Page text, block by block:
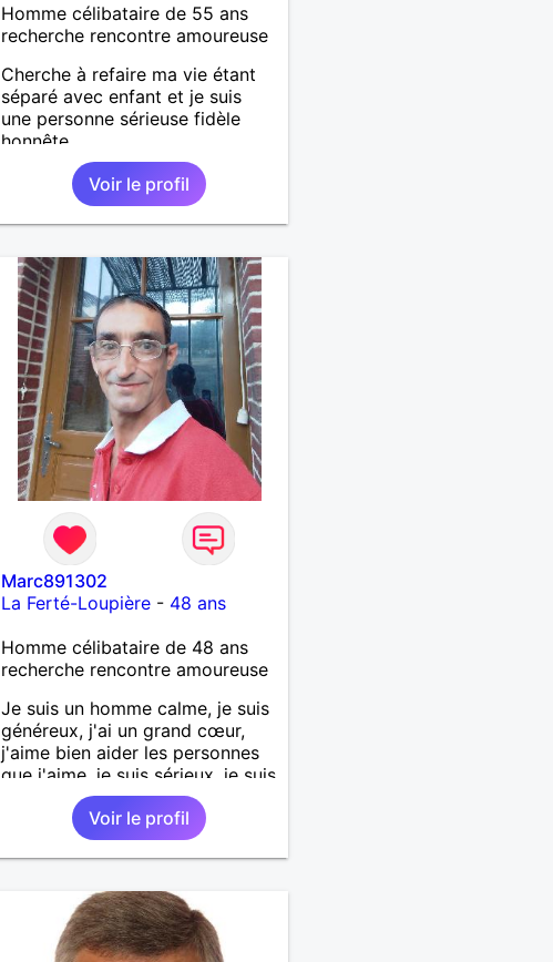
Homme célibataire de 55 ans
recherche rencontre amoureuse
Cherche à refaire ma vie étant
séparé avec enfant et je suis
une personne sérieuse fidèle
honnête
Voir le profil
Marc891302
La Ferté-Loupière - 48 ans
Homme célibataire de 48 ans
recherche rencontre amoureuse
Je suis un homme calme, je suis
généreux, j'ai un grand cœur,
j'aime bien aider les personnes
que j'aime, je suis sérieux, je suis
sincère, je suis honnête, j'aime
pas qu'on joue avec moi et
j'aime pas les mensonges. Je
cherche une relation amoureuse
Voir le profil